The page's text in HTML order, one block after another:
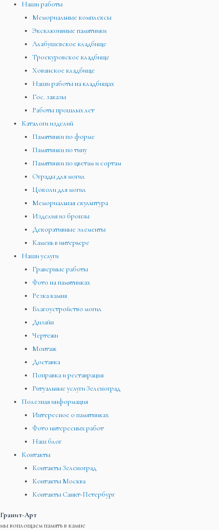
Наши работы
Мемориальные комплексы
Эксклюзивные памятники
Алабушевское кладбище
Троекуровское кладбище
Хованское кладбище
Наши работы на кладбищах
Гос. заказы
Работы прошлых лет
Каталоги изделий
Памятники по форме
Памятники по типу
Памятники по цветам и сортам
Ограды для могил
Цоколи для могил
Мемориальная скульптура
Изделия из бронзы
Декоративные элементы
Камень в интерьере
Наши услуги
Граверные работы
Фото на памятниках
Резка камня
Благоустройство могил
Дизайн
Чертежи
Монтаж
Доставка
Поправка и реставрация
Ритуальные услуги Зеленоград
Полезная информация
Интересное о памятниках
Фото интересных работ
Наш блог
Контакты
Контакты Зеленоград
Контакты Москва
Контакты Санкт-Петербург
Гранит-Арт
мы воплощаем память в камне